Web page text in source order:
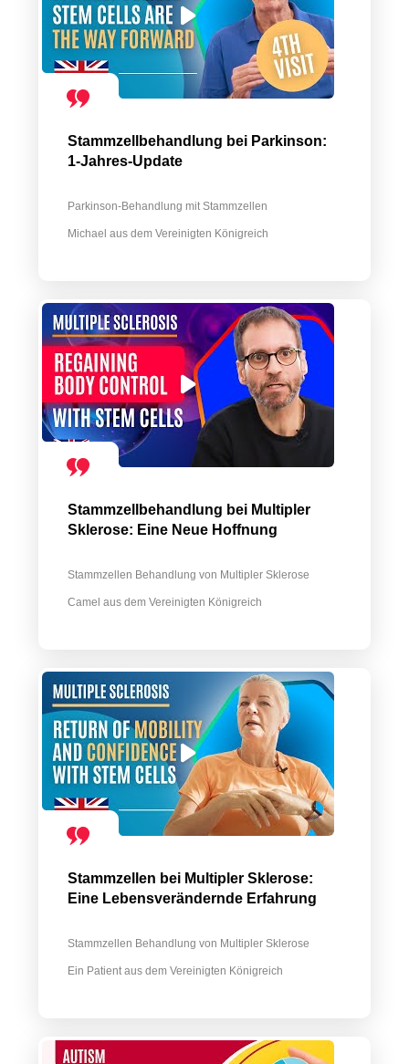
Stammzellbehandlung bei Parkinson:
1-Jahres-Update
Parkinson-Behandlung mit Stammzellen
Michael aus dem Vereinigten Königreich
Stammzellbehandlung bei Multipler
Sklerose: Eine Neue Hoffnung
Stammzellen Behandlung von Multipler Sklerose
Camel aus dem Vereinigten Königreich
Stammzellen bei Multipler Sklerose:
Eine Lebensverändernde Erfahrung
Stammzellen Behandlung von Multipler Sklerose
Ein Patient aus dem Vereinigten Königreich